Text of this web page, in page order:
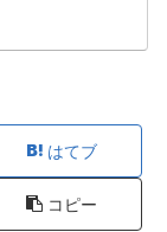
はてブ
コピー